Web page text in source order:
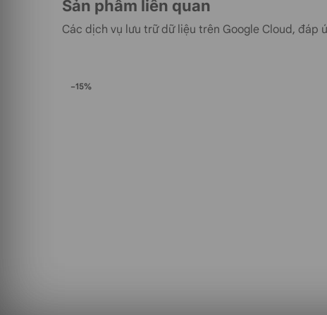
Phát hiện mã độc
Sản phẩm liên quan
Các dịch vụ lưu trữ dữ liệu trên Google Cloud, đáp
−15%